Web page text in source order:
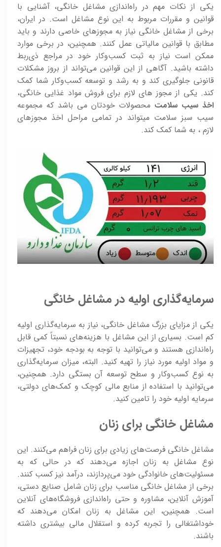
یکی از نکات مهم در راه‌اندازی مشاغل خانگی، آشنایی با
قوانین و مقررات مربوط به این نوع مشاغل است. در ایران،
برخی از مشاغل خانگی نیاز به مجوزهای خاصی دارند و باید
مطابق با قوانین مالیاتی عمل کنند. همچنین، در برخی موارد
ممکن است نیاز به ثبت کسب‌وکار خود در مراجع ذی‌ربط
داشته باشید. آگاهی از این قوانین می‌تواند از بروز مشکلات
قانونی جلوگیری کند و به رشد و توسعه کسب‌وکار شما کمک
کند. یکی از مجوز های لازم برای فروش مواد غذایی خانگی،
اخذ سیب سلامت محصولات خودتان می باشد که مجموعه
سیب سبز سلامت میتواند در تمامی مراحل اخذ مجوزهای
لازم ، به شما کمک کند.
سرمایه‌گذاری اولیه در مشاغل خانگی
یکی از مزایای بزرگ مشاغل خانگی، نیاز به سرمایه‌گذاری اولیه
کم است. بسیاری از این مشاغل با هزینه‌های نسبتاً کمی قابل
راه‌اندازی هستند و می‌توانید با توجه به بودجه خود، تجهیزات
و مواد اولیه مورد نیاز را تهیه کنید. البته، میزان سرمایه‌گذاری
به نوع کسب‌وکار و سطح توسعه آن بستگی دارد. همچنین،
می‌توانید با استفاده از منابع مالی کوچک و کمک‌های دولتی،
سرمایه اولیه خود را تامین کنید.
مشاغل خانگی برای زنان
مشاغل خانگی فرصت‌های زیادی برای زنان فراهم می‌کنند. این
نوع مشاغل به زنان اجازه می‌دهند که در حالی که به
مسئولیت‌های خانوادگی خود می‌پردازند، درآمد نیز کسب کنند.
برخی از مشاغل خانگی مناسب برای زنان شامل صنایع دستی،
آموزش آنلاین، مشاوره و حتی راه‌اندازی فروشگاه‌های آنلاین
است. همچنین، این مشاغل به زنان امکان می‌دهند که
خوداشتغالی را تجربه کرده و استقلال مالی بیشتری داشته
باشند.